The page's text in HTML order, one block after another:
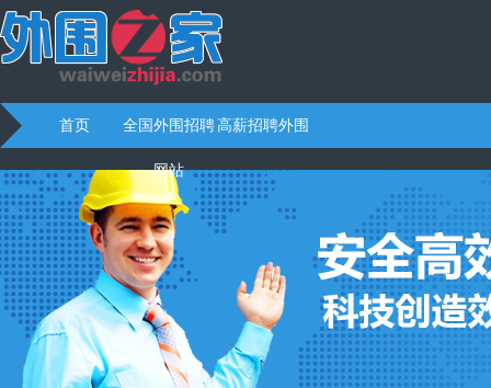
首页 全国外围招聘
网站
高薪招聘外围